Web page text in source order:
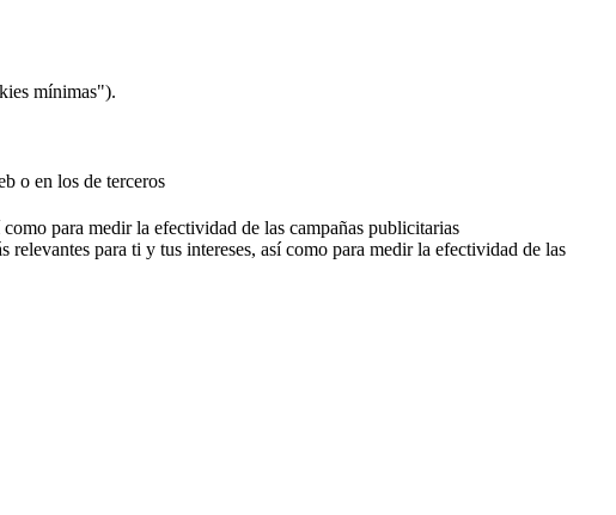
mínimas").
o en los de terceros
para medir la efectividad de las campañas publicitarias
para ti y tus intereses, así como para medir la efectividad de las